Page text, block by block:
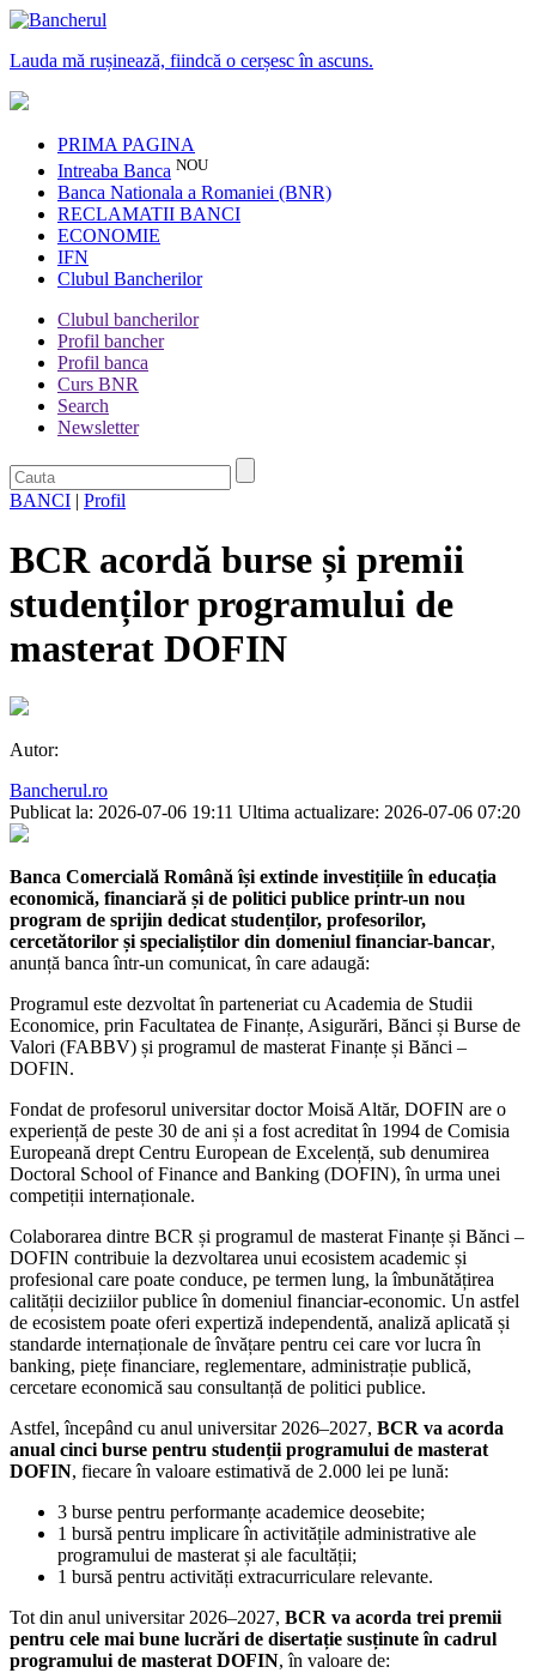
Lauda mă rușinează, fiindcă o cerșesc în ascuns.
PRIMA PAGINA
Intreaba Banca NOU
Banca Nationala a Romaniei (BNR)
RECLAMATII BANCI
ECONOMIE
IFN
Clubul Bancherilor
Clubul bancherilor
Profil bancher
Profil banca
Curs BNR
Search
Newsletter
BANCI | Profil
BCR acordă burse și premii
studenților programului de
masterat DOFIN
Autor:
Bancherul.ro
Publicat la: 2026-07-06 19:11 Ultima actualizare: 2026-07-06 07:20
Banca Comercială Română își extinde investițiile în educația
economică, financiară și de politici publice printr-un nou
program de sprijin dedicat studenților, profesorilor,
cercetătorilor și specialiștilor din domeniul financiar-bancar,
anunță banca într-un comunicat, în care adaugă:
Programul este dezvoltat în parteneriat cu Academia de Studii
Economice, prin Facultatea de Finanțe, Asigurări, Bănci și Burse de
Valori (FABBV) și programul de masterat Finanțe și Bănci –
DOFIN.
Fondat de profesorul universitar doctor Moisă Altăr, DOFIN are o
experiență de peste 30 de ani și a fost acreditat în 1994 de Comisia
Europeană drept Centru European de Excelență, sub denumirea
Doctoral School of Finance and Banking (DOFIN), în urma unei
competiții internaționale.
Colaborarea dintre BCR și programul de masterat Finanțe și Bănci –
DOFIN contribuie la dezvoltarea unui ecosistem academic și
profesional care poate conduce, pe termen lung, la îmbunătățirea
calității deciziilor publice în domeniul financiar-economic. Un astfel
de ecosistem poate oferi expertiză independentă, analiză aplicată și
standarde internaționale de învățare pentru cei care vor lucra în
banking, piețe financiare, reglementare, administrație publică,
cercetare economică sau consultanță de politici publice.
Astfel, începând cu anul universitar 2026–2027, BCR va acorda
anual cinci burse pentru studenții programului de masterat
DOFIN, fiecare în valoare estimativă de 2.000 lei pe lună:
3 burse pentru performanțe academice deosebite;
1 bursă pentru implicare în activitățile administrative ale
programului de masterat și ale facultății;
1 bursă pentru activități extracurriculare relevante.
Tot din anul universitar 2026–2027, BCR va acorda trei premii
pentru cele mai bune lucrări de disertație susținute în cadrul
programului de masterat DOFIN, în valoare de: